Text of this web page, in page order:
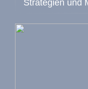
Strategien und